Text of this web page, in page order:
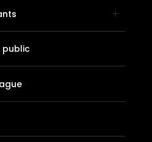
public